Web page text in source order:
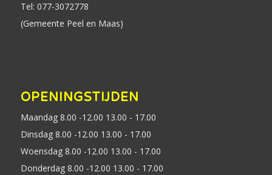
Tel: 077-3072778
(Gemeente Peel en Maas)
OPENINGSTIJDEN
Maandag 8.00 -12.00 13.00 - 17.00
Dinsdag 8.00 -12.00 13.00 - 17.00
Woensdag 8.00 -12.00 13.00 - 17.00
Donderdag 8.00 -12.00 13.00 - 17.00